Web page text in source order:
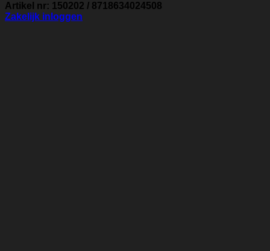
Artikel nr: 150202 / 8718634024508
Zakelijk inloggen